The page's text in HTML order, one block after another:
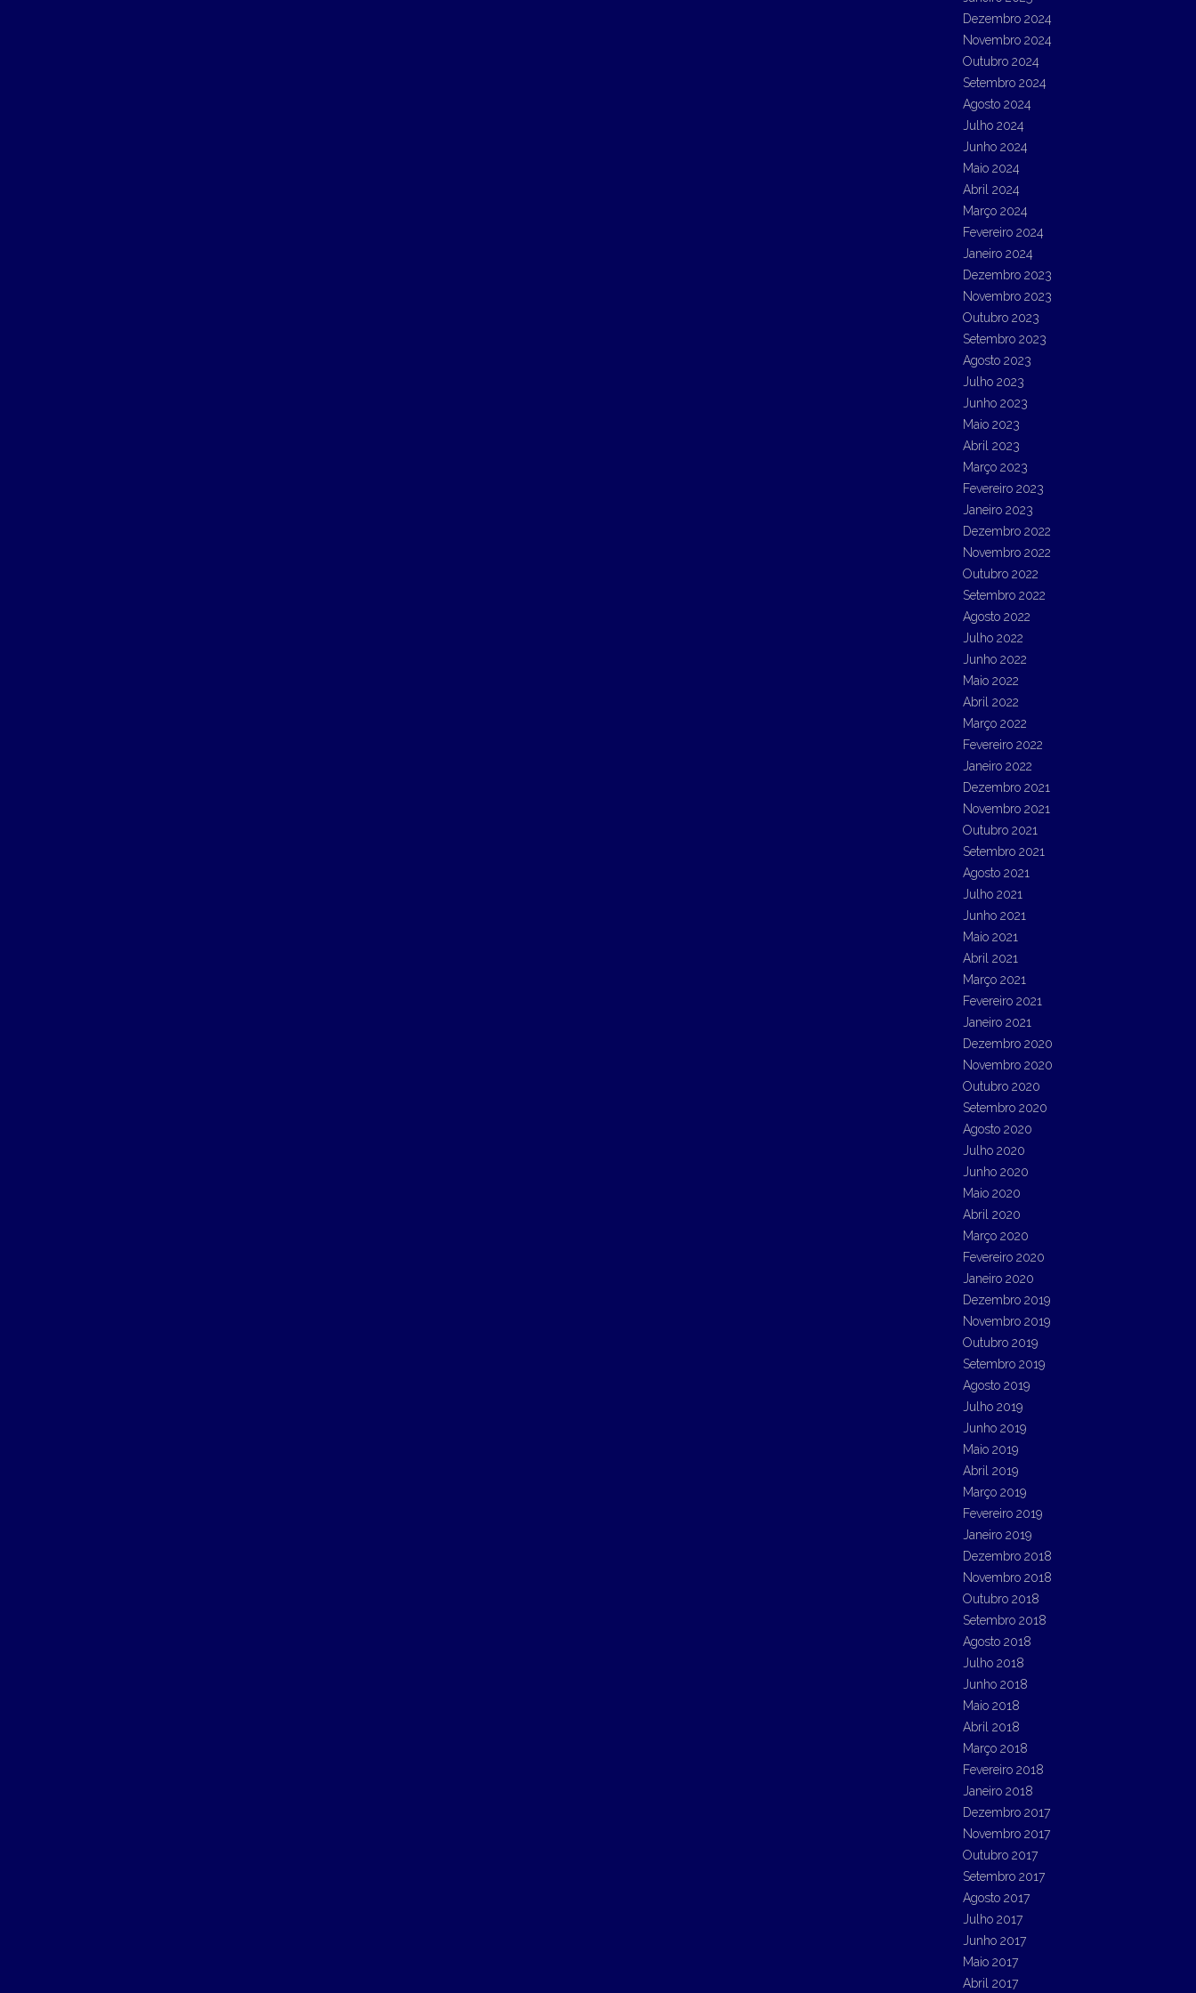
Dezembro 2024
Novembro 2024
Outubro 2024
Setembro 2024
Agosto 2024
Julho 2024
Junho 2024
Maio 2024
Abril 2024
Março 2024
Fevereiro 2024
Janeiro 2024
Dezembro 2023
Novembro 2023
Outubro 2023
Setembro 2023
Agosto 2023
Julho 2023
Junho 2023
Maio 2023
Abril 2023
Março 2023
Fevereiro 2023
Janeiro 2023
Dezembro 2022
Novembro 2022
Outubro 2022
Setembro 2022
Agosto 2022
Julho 2022
Junho 2022
Maio 2022
Abril 2022
Março 2022
Fevereiro 2022
Janeiro 2022
Dezembro 2021
Novembro 2021
Outubro 2021
Setembro 2021
Agosto 2021
Julho 2021
Junho 2021
Maio 2021
Abril 2021
Março 2021
Fevereiro 2021
Janeiro 2021
Dezembro 2020
Novembro 2020
Outubro 2020
Setembro 2020
Agosto 2020
Julho 2020
Junho 2020
Maio 2020
Abril 2020
Março 2020
Fevereiro 2020
Janeiro 2020
Dezembro 2019
Novembro 2019
Outubro 2019
Setembro 2019
Agosto 2019
Julho 2019
Junho 2019
Maio 2019
Abril 2019
Março 2019
Fevereiro 2019
Janeiro 2019
Dezembro 2018
Novembro 2018
Outubro 2018
Setembro 2018
Agosto 2018
Julho 2018
Junho 2018
Maio 2018
Abril 2018
Março 2018
Fevereiro 2018
Janeiro 2018
Dezembro 2017
Novembro 2017
Outubro 2017
Setembro 2017
Agosto 2017
Julho 2017
Junho 2017
Maio 2017
Abril 2017